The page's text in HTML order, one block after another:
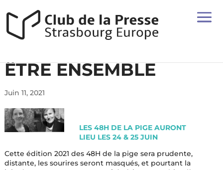
ÊTRE ENSEMBLE
Juin 11, 2021
LES 48H DE LA PIGE AURONT
LIEU LES 24 & 25 JUIN
Cette édition 2021 des 48H de la pige sera prudente,
distante, les sourires seront masqués, et pourtant la